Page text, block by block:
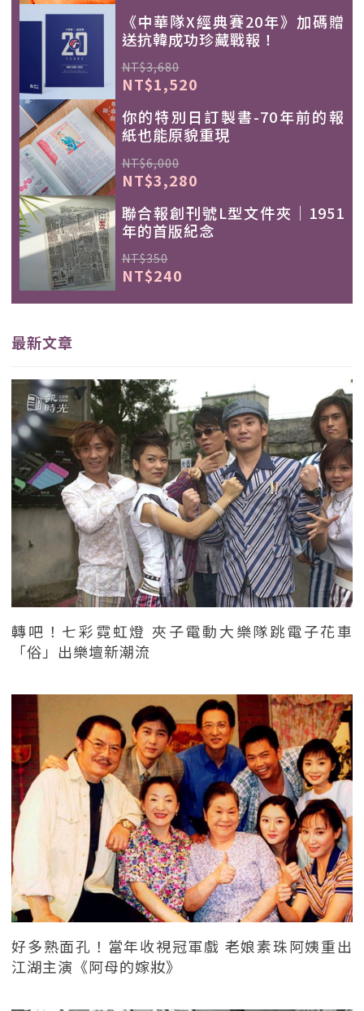
《中華隊X經典賽20年》加碼贈
送抗韓成功珍藏戰報！
NT$3,680
NT$1,520
你的特別日訂製書-70年前的報
紙也能原貌重現
NT$6,000
NT$3,280
聯合報創刊號L型文件夾｜1951
年的首版紀念
NT$350
NT$240
最新文章
轉吧！七彩霓虹燈 夾子電動大樂隊跳電子花車
「俗」出樂壇新潮流
好多熟面孔！當年收視冠軍戲 老娘素珠阿姨重出
江湖主演《阿母的嫁妝》